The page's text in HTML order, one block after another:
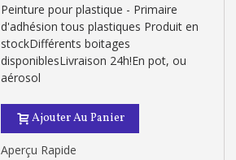
Peinture pour plastique - Primaire
d'adhésion tous plastiques Produit en
stockDifférents boitages
disponiblesLivraison 24h!En pot, ou
aérosol
Ajouter Au Panier
Aperçu Rapide